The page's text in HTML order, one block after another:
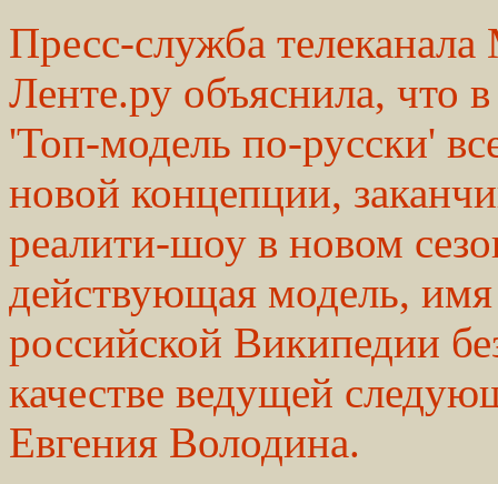
Пресс-служба
Ленте.ру объяснила, что
'Топ-модель по-русски'
новой концепции,
реалити-шоу в новом
действующая модель, имя
российской Википедии
качестве ведущей
Евгения Володина.